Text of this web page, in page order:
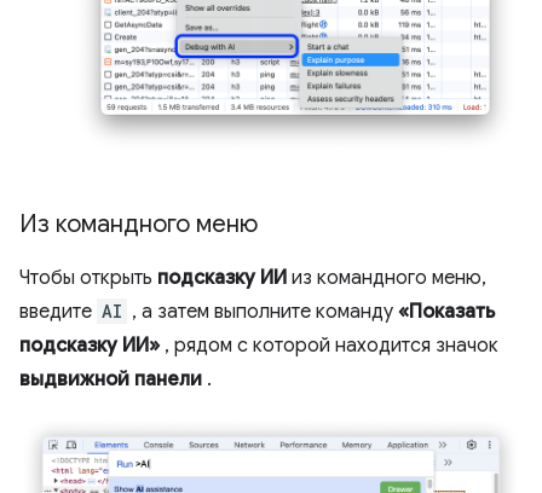
Из командного меню
Чтобы открыть подсказку ИИ из командного меню,
введите AI , а затем выполните команду «Показать
подсказку ИИ» , рядом с которой находится значок
выдвижной панели .